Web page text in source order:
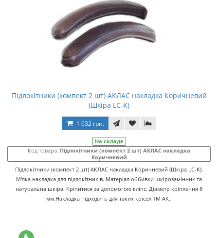
Підлокітники (компект 2 шт) АКЛАС накладка Коричневий
(Шкіра LC-K)
1 032 грн.
На складе
Код товара: Підлокітники (компект 2 шт) АКЛАС накладка
Коричневий
Підлокітники (компект 2 шт) АКЛАС накладка Коричневий (Шкіра LC-K).
М'яка накладка для підлокітників. Матеріал оббивки шкірозамінник та
натуральна шкіра. Кріпитися за допомогою кліпс. Діаметр кріплення 8
мм.Накладка підходить для таких крісел ТМ АК..